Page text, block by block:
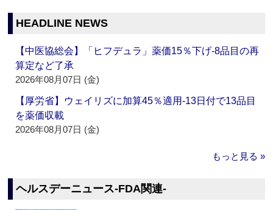
HEADLINE NEWS
【中医協総会】「ヒフデュラ」薬価15％下げ‐8品目の再
算定など了承
2026年08月07日 (金)
【厚労省】ウェイリズに加算45％適用‐13日付で13品目
を薬価収載
2026年08月07日 (金)
もっと見る »
ヘルスデーニュース‐FDA関連‐